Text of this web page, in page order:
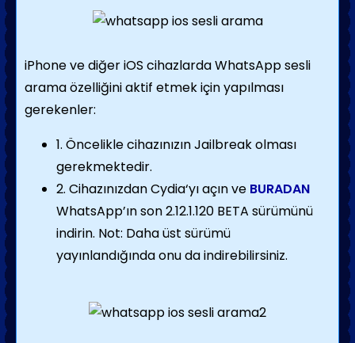
iPhone ve diğer iOS cihazlarda WhatsApp sesli
arama özelliğini aktif etmek için yapılması
gerekenler:
1. Öncelikle cihazınızın Jailbreak olması
gerekmektedir.
2. Cihazınızdan Cydia‘yı açın ve BURADAN
WhatsApp’ın son 2.12.1.120 BETA sürümünü
indirin. Not: Daha üst sürümü
yayınlandığında onu da indirebilirsiniz.